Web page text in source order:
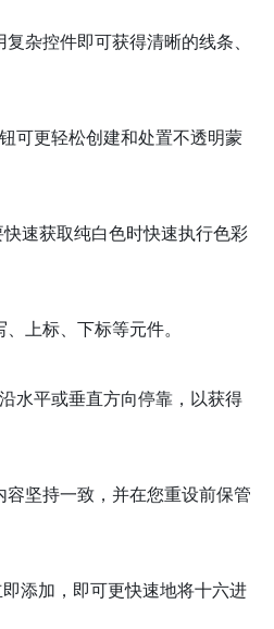
杂控件即可获得清晰的线条、
可更轻松创建和处置不透明蒙
速获取纯白色时快速执行色彩
上标、下标等元件。
水平或垂直方向停靠，以获得
坚持一致，并在您重设前保管
添加，即可更快速地将十六进